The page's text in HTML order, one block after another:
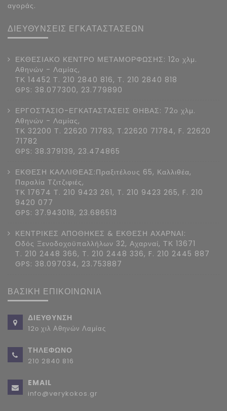
αγοράς.
ΔΙΕΥΘΥΝΣΕΙΣ ΕΓΚΑΤΑΣΤΑΣΕΩΝ
ΕΚΘΕΣΙΑΚΟ ΚΕΝΤΡΟ ΜΕΤΑΜΟΡΦΩΣΗΣ: 12ο χλμ.
Αθηνών - Λαμίας,
ΤΚ 14452 Τ. 210 2840 816, Τ. 210 2840 818
GPS: 38.077300, 23.779890
ΕΡΓΟΣΤΑΣΙΟ-ΕΓΚΑΤΑΣΤΑΣΕΙΣ ΘΗΒΑΣ: 72ο χλμ.
Αθηνών - Λαμίας,
ΤΚ 32200 Τ. 22620 71783, T.22620 71784, F. 22620
71782
GPS: 38.379139, 23.474865
ΕΚΘΕΣΗ ΚΑΛΛΙΘΕΑΣ:Πραξιτέλους 65, Καλλιθέα,
Παραλία Τζιτζιφιές,
ΤΚ 17674 Τ. 210 9423 261, T. 210 9423 265, F. 210
9420 077
GPS: 37.943018, 23.686513
ΚΕΝΤΡΙΚΕΣ ΑΠΟΘΗΚΕΣ & ΕΚΘΕΣΗ ΑΧΑΡΝΑΙ:
Οδός Ξενοδοχοϋπαλλήλων 32, Αχαρναί, ΤΚ 13671
Τ. 210 2448 366, T. 210 2448 336, F. 210 2445 887
GPS: 38.097034, 23.753887
ΒΑΣΙΚΗ ΕΠΙΚΟΙΝΩΝΙΑ
ΔΙΕΥΘΥΝΣΗ
12ο χιλ Αθηνών Λαμίας
ΤΗΛΕΦΩΝΟ
210 2840 816
EMAIL
info@verykokos.gr